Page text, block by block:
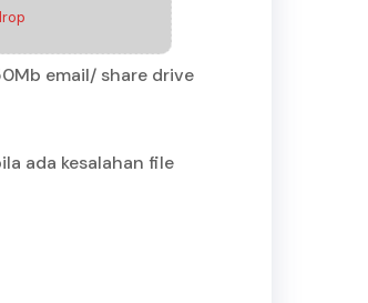
email/ share drive
ada kesalahan file